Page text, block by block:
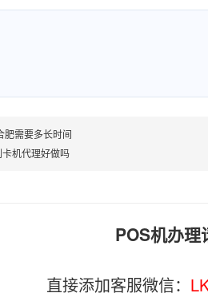
肥需要多长时间
机代理好做吗
POS机办理
直接添加客服微信：